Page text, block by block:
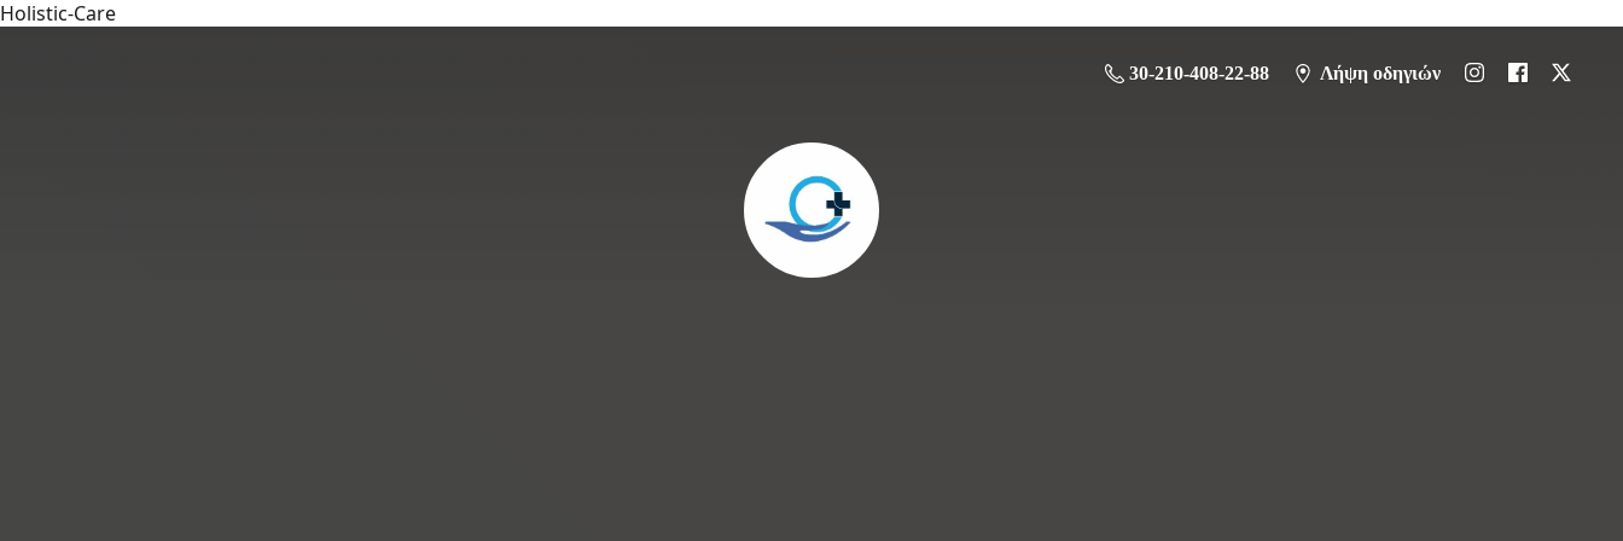
Holistic-Care
30-210-408-22-88 Λήψη οδηγιών